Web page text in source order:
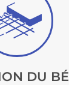
DU